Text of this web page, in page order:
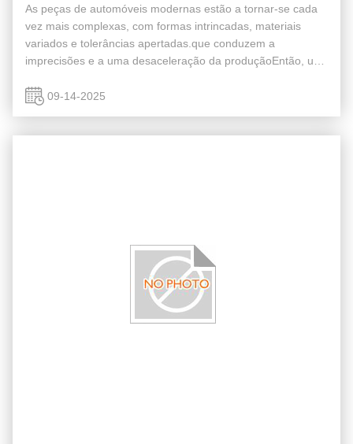
As peças de automóveis modernas estão a tornar-se cada
vez mais complexas, com formas intrincadas, materiais
variados e tolerâncias apertadas.que conduzem a
imprecisões e a uma desaceleração da produçãoEntão, um
complexidade das modernas peças ...
09-14-2025